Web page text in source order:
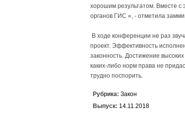
хорошим результатом. Вместе с
органов ГИС «, - отметила
В ходе конференции не раз
проект. Эффективность
законность. Достижение
каких-либо норм права не
трудно поспорить.
Рубрика: Закон
Выпуск: 14.11.2018